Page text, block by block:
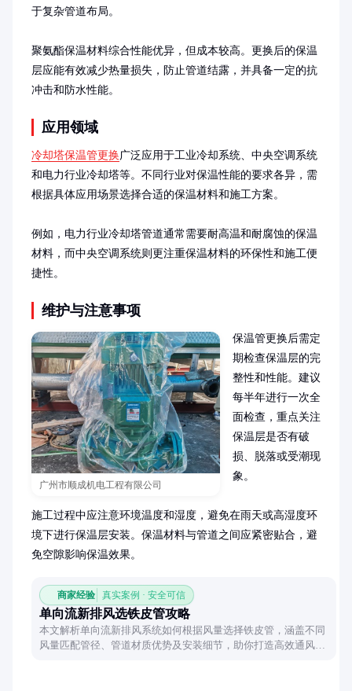
于复杂管道布局。
聚氨酯保温材料综合性能优异，但成本较高。更换后的保温
层应能有效减少热量损失，防止管道结露，并具备一定的抗
冲击和防水性能。
应用领域
冷却塔保温管更换 广泛应用于工业冷却系统、中央空调系统
和电力行业冷却塔等。不同行业对保温性能的要求各异，需
根据具体应用场景选择合适的保温材料和施工方案。
例如，电力行业冷却塔管道通常需要耐高温和耐腐蚀的保温
材料，而中央空调系统则更注重保温材料的环保性和施工便
捷性。
维护与注意事项
广州市顺成机电工程有限公司
保温管更换后需定
期检查保温层的完
整性和性能。建议
每半年进行一次全
面检查，重点关注
保温层是否有破
损、脱落或受潮现
象。
施工过程中应注意环境温度和湿度，避免在雨天或高湿度环
境下进行保温层安装。保温材料与管道之间应紧密贴合，避
免空隙影响保温效果。
商家经验 真实案例 · 安全可信
单向流新排风选铁皮管攻略
本文解析单向流新排风系统如何根据风量选择铁皮管，涵盖不同
风量匹配管径、管道材质优势及安装细节，助你打造高效通风系